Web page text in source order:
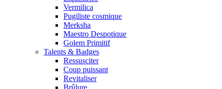
Vermilica
Pugiliste cosmique
Merksha
Maestro Despotique
Golem Primitif
Talents & Badges
Ressusciter
Coup puissant
Revitaliser